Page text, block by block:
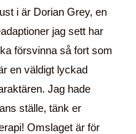
i är Dorian Grey, en
jag sett har
försvinna så fort som
en väldigt lyckad
Jag hade
ställe, tänk er
Omslaget är för